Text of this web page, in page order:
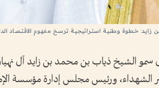
خطوة وطنية استراتيجية ترسخ مفهوم الاقتصاد
سمو الشيخ ذياب بن محمد بن زايد آل
الشهداء، ورئيس مجلس إدارة مؤسسة